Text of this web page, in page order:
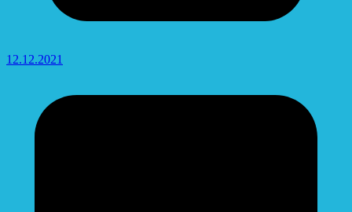
12.12.2021